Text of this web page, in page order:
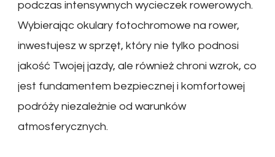
podczas intensywnych wycieczek rowerowych.
Wybierając okulary fotochromowe na rower,
inwestujesz w sprzęt, który nie tylko podnosi
jakość Twojej jazdy, ale również chroni wzrok, co
jest fundamentem bezpiecznej i komfortowej
podróży niezależnie od warunków
atmosferycznych.